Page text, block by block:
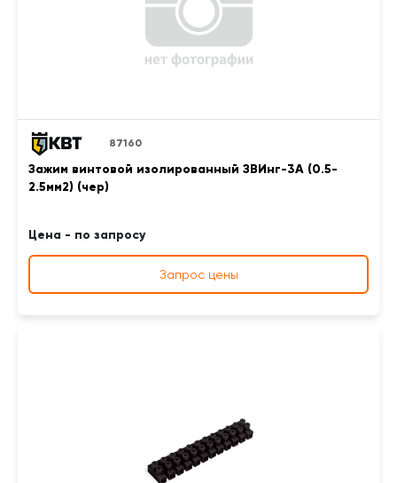
87160
Зажим винтовой изолированный ЗВИнг-3А (0.5-
2.5мм2) (чер)
Цена - по запросу
Запрос цены